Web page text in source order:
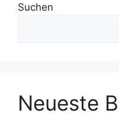
Suchen
Neueste